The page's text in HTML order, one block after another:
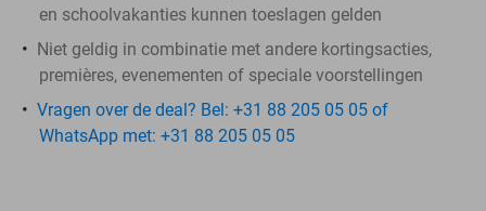
en schoolvakanties kunnen toeslagen gelden
Niet geldig in combinatie met andere kortingsacties,
premières, evenementen of speciale voorstellingen
Vragen over de deal? Bel: +31 88 205 05 05 of
WhatsApp met: +31 88 205 05 05